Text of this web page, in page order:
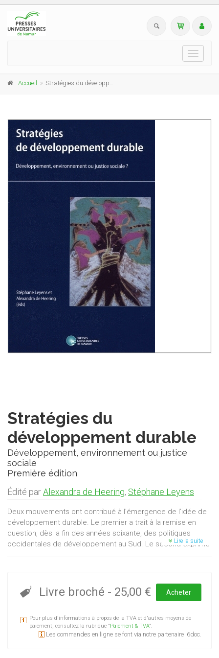
Toggle
Accueil Stratégies du développement durable
Stratégies du
développement durable
Développement, environnement ou justice
sociale
Première édition
Édité parAlexandra de Heering, Stéphane Leyens
Deux mouvements ont contribué à l'émergence de l’idée de
développement durable. Le premier a trait à la remise en
question, dès la fin des années soixante, des politiques
occidentales de développement au Sud. Le second exprime
croissance économique libérale: afin de tenir ses
promesses, le développement économique doit aller de pair
préoccupation forte pour l’environnement naturel dans lequel
tout développement humain prend place. C’est précisément
cette triple contrainte que le concept de développement
Lire la suite
Livre broché - 25,00 € Acheter
Pour plus d'informations à propos de la TVA et d'autres moyens de
paiement, consultez la rubrique "Paiement & TVA".
Les commandes en ligne se font via notre partenaire i6doc.